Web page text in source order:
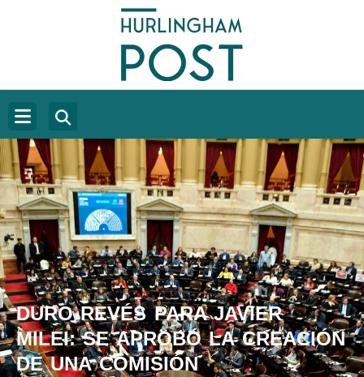
DURO REVÉS PARA JAVIER
MILEI: SE APROBÓ LA CREACIÓN
DE UNA COMISIÓN